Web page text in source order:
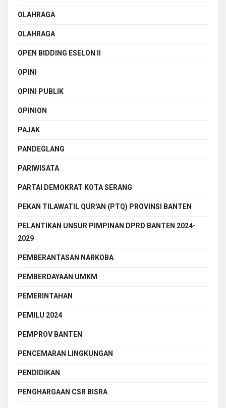
OLAHRAGA
OLAHRAGA
OPEN BIDDING ESELON II
OPINI
OPINI PUBLIK
OPINION
PAJAK
PANDEGLANG
PARIWISATA
PARTAI DEMOKRAT KOTA SERANG
PEKAN TILAWATIL QUR'AN (PTQ) PROVINSI BANTEN
PELANTIKAN UNSUR PIMPINAN DPRD BANTEN 2024-
2029
PEMBERANTASAN NARKOBA
PEMBERDAYAAN UMKM
PEMERINTAHAN
PEMILU 2024
PEMPROV BANTEN
PENCEMARAN LINGKUNGAN
PENDIDIKAN
PENGHARGAAN CSR BISRA